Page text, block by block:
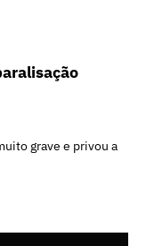
grave e privou a